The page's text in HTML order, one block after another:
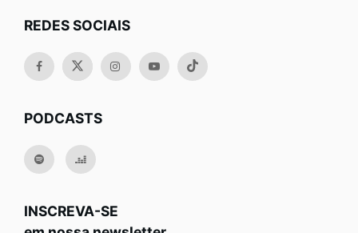
REDES SOCIAIS
PODCASTS
INSCREVA-SE